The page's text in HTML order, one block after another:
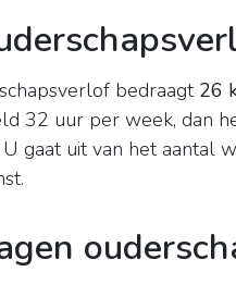
bedraagt 26
32 uur per week, dan
gaat uit van het aantal